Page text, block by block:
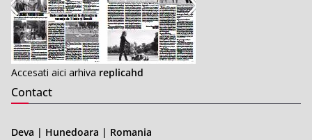
Accesati aici arhiva replicahd
Contact
Deva | Hunedoara | Romania